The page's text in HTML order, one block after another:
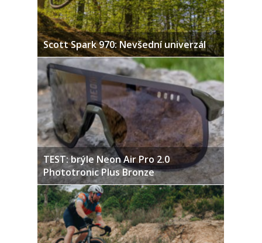
Scott Spark 970: Nevšední univerzál
TEST: brýle Neon Air Pro 2.0
Phototronic Plus Bronze